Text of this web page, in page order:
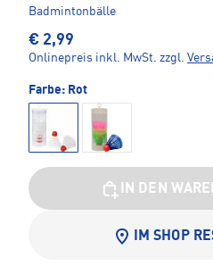
Badmintonbälle
€ 2,99
Onlinepreis inkl. MwSt. zzgl.
Farbe: Rot
IN DEN
IM SHOP